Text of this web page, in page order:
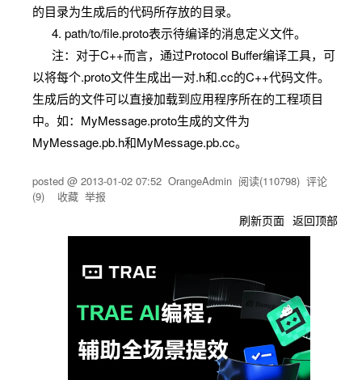
的目录为生成后的代码所存放的目录。
4. path/to/file.proto表示待编译的消息定义文件。
注：对于C++而言，通过Protocol Buffer编译工具，可
以将每个.proto文件生成出一对.h和.cc的C++代码文件。
生成后的文件可以直接加载到应用程序所在的工程项目
中。如：MyMessage.proto生成的文件为
MyMessage.pb.h和MyMessage.pb.cc。
posted @ 2013-01-02 07:52 OrangeAdmin 阅读(110798) 评论
(9) 收藏 举报
刷新页面 返回顶部